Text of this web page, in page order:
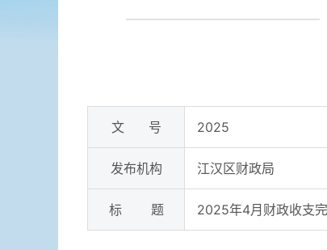
文 号 2025
发布机构 江汉区财政局
标 题 2025年4月财政收支